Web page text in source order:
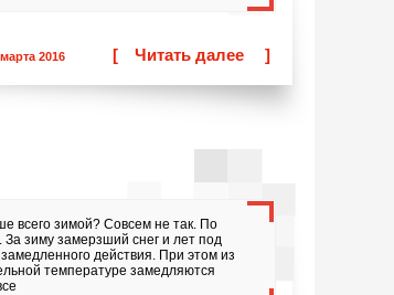
2016 [ Читать далее ]
всего зимой? Совсем не так. По
За зиму замерзший снег и лет под
действия. При этом из
температуре замедляются